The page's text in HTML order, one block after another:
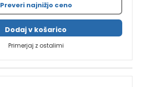
Preveri najnižjo ceno
Dodaj v košarico
Primerjaj z ostalimi